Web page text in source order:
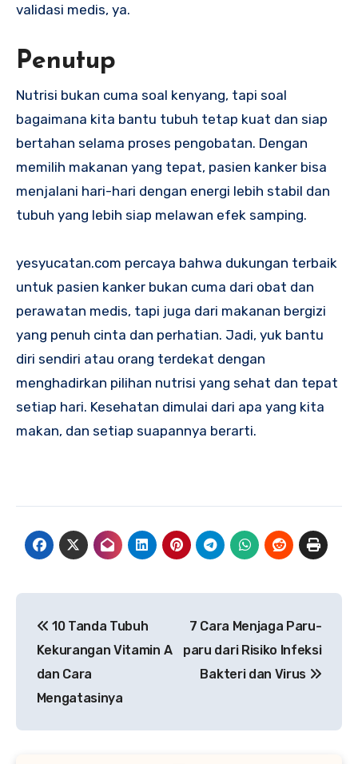
validasi medis, ya.
Penutup
Nutrisi bukan cuma soal kenyang, tapi soal
bagaimana kita bantu tubuh tetap kuat dan siap
bertahan selama proses pengobatan. Dengan
memilih makanan yang tepat, pasien kanker bisa
menjalani hari-hari dengan energi lebih stabil dan
tubuh yang lebih siap melawan efek samping.
yesyucatan.com percaya bahwa dukungan terbaik
untuk pasien kanker bukan cuma dari obat dan
perawatan medis, tapi juga dari makanan bergizi
yang penuh cinta dan perhatian. Jadi, yuk bantu
diri sendiri atau orang terdekat dengan
menghadirkan pilihan nutrisi yang sehat dan tepat
setiap hari. Kesehatan dimulai dari apa yang kita
makan, dan setiap suapannya berarti.
pos
10 Tanda Tubuh
Kekurangan Vitamin A
dan Cara
Mengatasinya
7 Cara Menjaga Paru-
paru dari Risiko Infeksi
Bakteri dan Virus